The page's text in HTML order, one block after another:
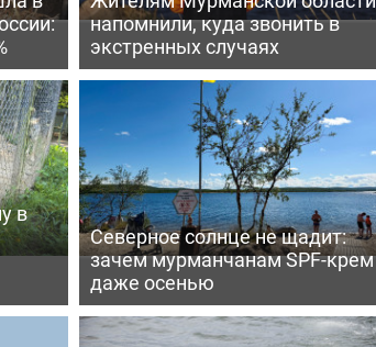
напомнили, куда звонить в
экстренных случаях
в
Северное солнце не щадит:
зачем мурманчанам SPF-крем
даже осенью